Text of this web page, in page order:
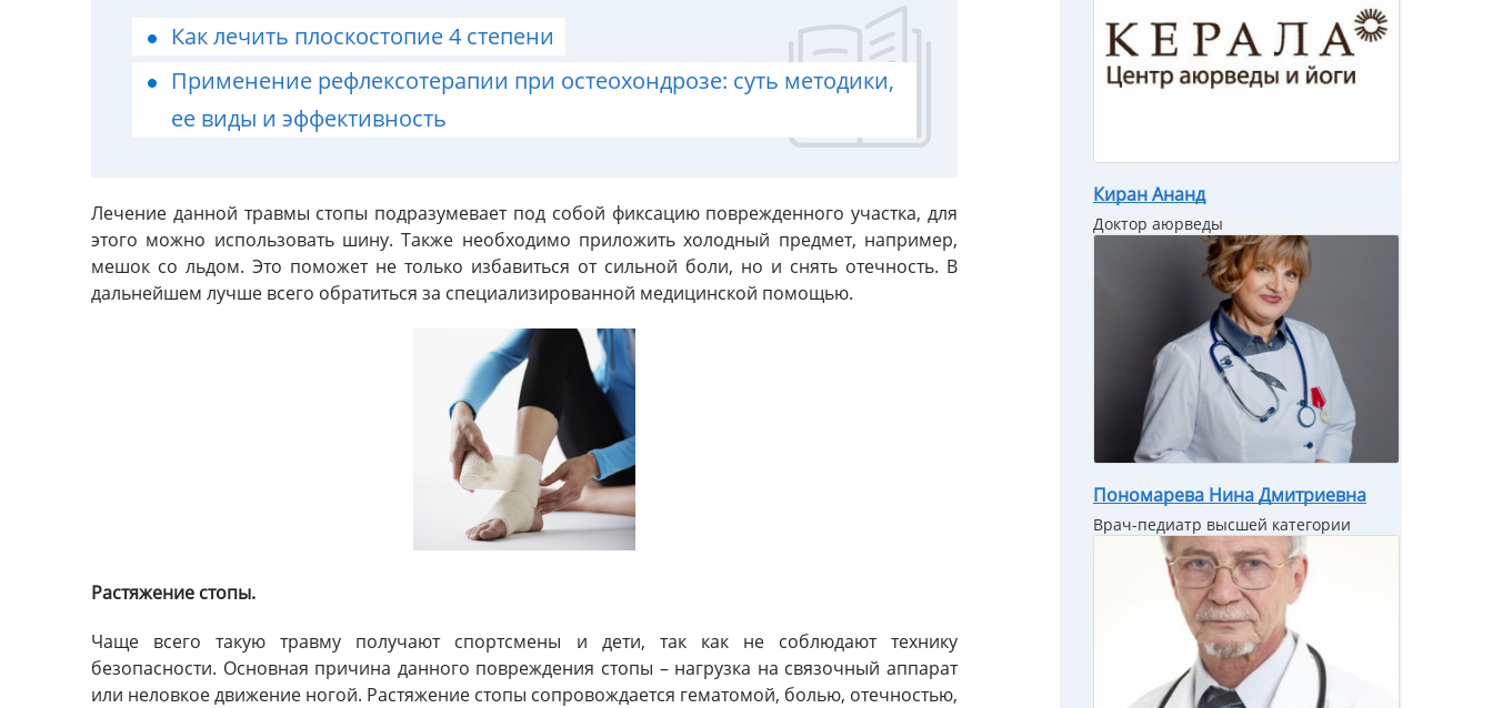
Как лечить плоскостопие 4 степени
Применение рефлексотерапии при остеохондрозе: суть методики,
ее виды и эффективность
Лечение данной травмы стопы подразумевает под собой фиксацию поврежденного участка, для
этого можно использовать шину. Также необходимо приложить холодный предмет, например,
мешок со льдом. Это поможет не только избавиться от сильной боли, но и снять отечность. В
дальнейшем лучше всего обратиться за специализированной медицинской помощью.
Растяжение стопы.
Чаще всего такую травму получают спортсмены и дети, так как не соблюдают технику
безопасности. Основная причина данного повреждения стопы – нагрузка на связочный аппарат
или неловкое движение ногой. Растяжение стопы сопровождается гематомой, болью, отечностью,
Киран Ананд
Доктор аюрведы
Пономарева Нина Дмитриевна
Врач-педиатр высшей категории